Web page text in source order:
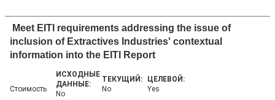
Meet EITI requirements addressing the issue of
inclusion of Extractives Industries' contextual
information into the EITI Report
Стоимость
No
No Yes